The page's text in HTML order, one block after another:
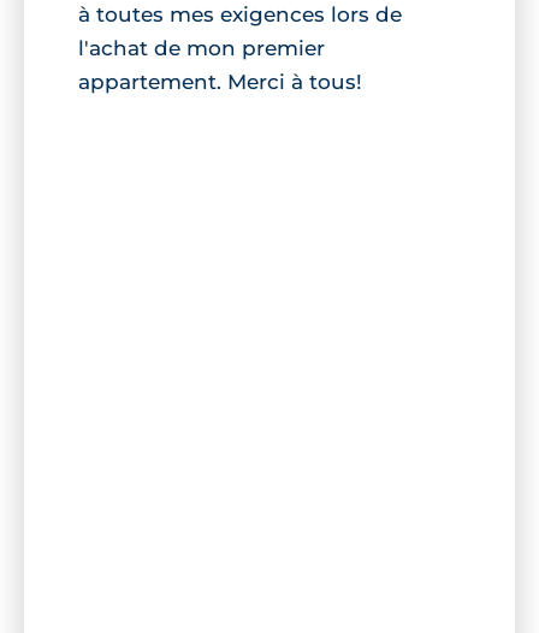
à toutes mes exigences lors de
l'achat de mon premier
appartement. Merci à tous!